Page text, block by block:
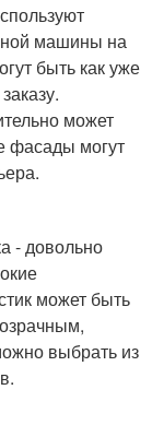
машины на
быть как уже
может
фасады могут
- довольно
может быть
выбрать из